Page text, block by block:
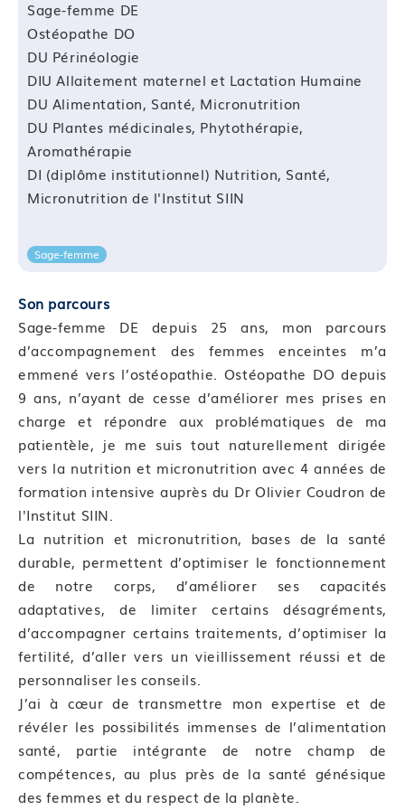
Format et durée : Classe virtuelle de 0,5 heure
Compétence 07 : Prévenir les infections par la
nutrition
Module 21 : La prévention par la prise en charge
nutritionnelle
Module 22 : Les évictions alimentaires
Module 23 : Les microbiotes
Compétence 08 : Prévenir les infections par le mode
Module 24 : Conseiller un mode de vie adapté
compétences
Dispositif de suivi de l’acquisition des
connaissances/compétences
Cette formation sera finalisée par un questionnaire
d’auto-évaluation afin d’évaluer l’atteinte des
objectifs par les stagiaires à l’issue de la formation.
—
Sage-femme DE
Ostéopathe DO
DU Périnéologie
DIU Allaitement maternel et Lactation Humaine
DU Alimentation, Santé, Micronutrition
DU Plantes médicinales, Phytothérapie,
Aromathérapie
DI (diplôme institutionnel) Nutrition, Santé,
Micronutrition de l'Institut SIIN
Sage-femme
Son parcours
Sage-femme DE depuis 25 ans, mon parcours
d’accompagnement des femmes enceintes m’a
emmené vers l’ostéopathie. Ostéopathe DO depuis
9 ans, n’ayant de cesse d’améliorer mes prises en
charge et répondre aux problématiques de ma
patientèle, je me suis tout naturellement dirigée
vers la nutrition et micronutrition avec 4 années de
formation intensive auprès du Dr Olivier Coudron de
l'Institut SIIN.
La nutrition et micronutrition, bases de la santé
durable, permettent d’optimiser le fonctionnement
de notre corps, d’améliorer ses capacités
adaptatives, de limiter certains désagréments,
d’accompagner certains traitements, d’optimiser la
fertilité, d’aller vers un vieillissement réussi et de
personnaliser les conseils.
J’ai à cœur de transmettre mon expertise et de
révéler les possibilités immenses de l’alimentation
santé, partie intégrante de notre champ de
compétences, au plus près de la santé génésique
des femmes et du respect de la planète.